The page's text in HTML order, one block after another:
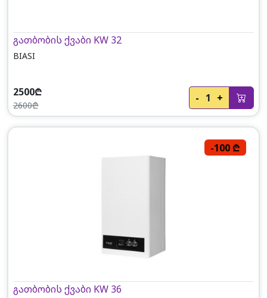
გათბობის ქვაბი KW 32
BIASI
2500₾
2600₾
- 1 +
-100 ₾
გათბობის ქვაბი KW 36